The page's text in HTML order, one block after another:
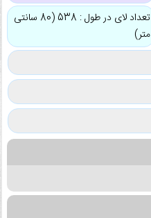
تعداد لای در طول : 538 (80 سانتی
متر)